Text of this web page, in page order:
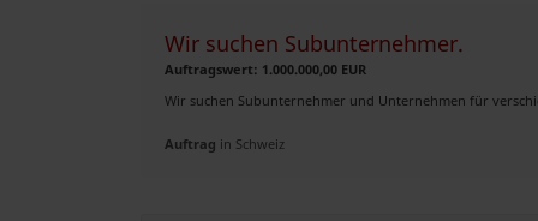
Wir suchen Subunternehmer.
Auftragswert: 1.000.000,00 EUR
Wir suchen Subunternehmer und Unternehmen für
Auftrag in Schweiz